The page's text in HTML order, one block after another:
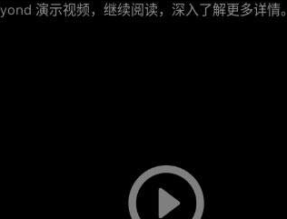
演示视频，继续阅读，深入了解更多详情。